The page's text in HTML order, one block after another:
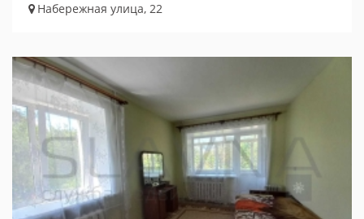
Набережная улица, 22